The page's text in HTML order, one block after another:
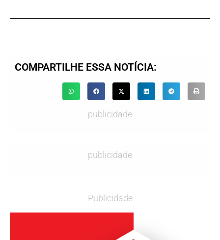
COMPARTILHE ESSA NOTÍCIA:
publicidade
publicidade
Publicidade